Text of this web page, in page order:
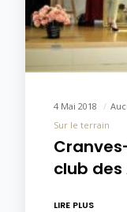
4 Mai 2018
Sur le terrain
club des
LIRE PLUS